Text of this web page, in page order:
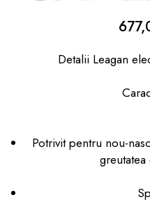
Produse îngrijire copii
Igiena copiiDetalii Leagan
Potrivit pentru nou-